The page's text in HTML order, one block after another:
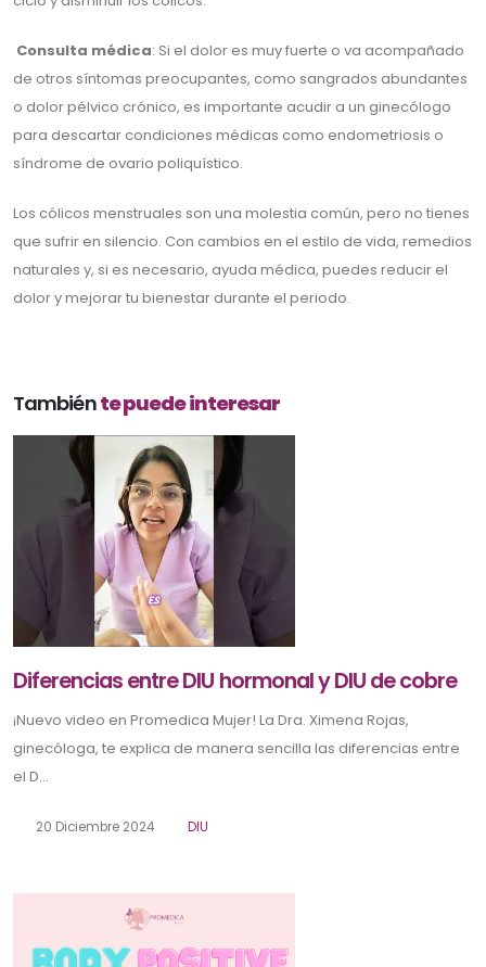
Consulta médica: Si el dolor es muy fuerte o va acompañado
de otros síntomas preocupantes, como sangrados abundantes
o dolor pélvico crónico, es importante acudir a un ginecólogo
para descartar condiciones médicas como endometriosis o
síndrome de ovario poliquístico.
Los cólicos menstruales son una molestia común, pero no tienes
que sufrir en silencio. Con cambios en el estilo de vida, remedios
naturales y, si es necesario, ayuda médica, puedes reducir el
dolor y mejorar tu bienestar durante el periodo.
Tambiénte puede interesar
Diferencias entre DIU hormonal y DIU de cobre
¡Nuevo video en Promedica Mujer! La Dra. Ximena Rojas,
ginecóloga, te explica de manera sencilla las diferencias entre
el D...
20 Diciembre 2024 DIU